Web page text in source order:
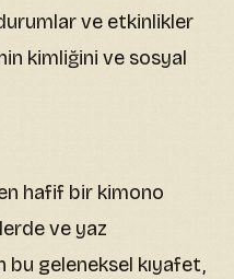
ve etkinlikler
kimliğini ve sosyal
hafif bir kimono
ve yaz
geleneksel kıyafet,